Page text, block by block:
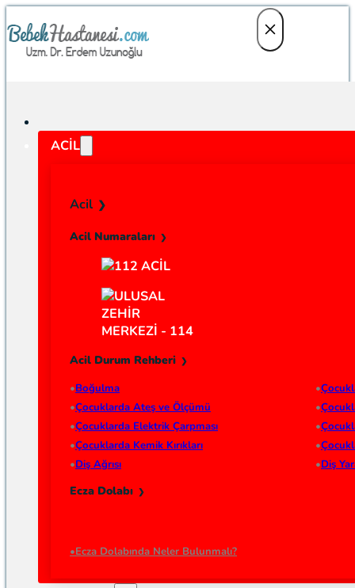
ACIL
Acil
Acil Numaraları
Acil Durum Rehberi
Boğulma
Çocuklarda Ateş ve Ölçümü
Çocuklarda Elektrik Çarpması
Çocuklarda Kemik Kırıkları
Diş Ağrısı
Diş
Ecza Dolabı
Ecza Dolabında Neler Bulunmalı?